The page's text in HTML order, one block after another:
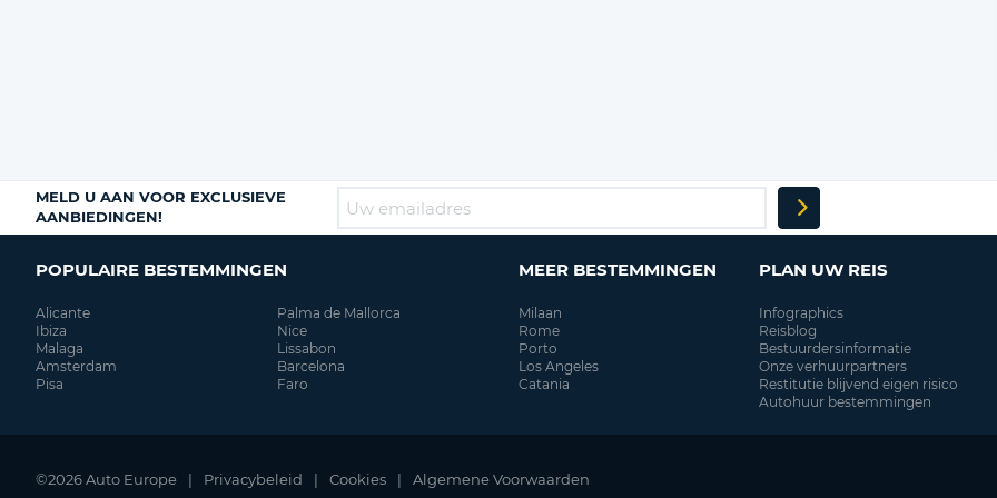
MELD U AAN VOOR EXCLUSIEVE
AANBIEDINGEN!
POPULAIRE BESTEMMINGEN
Alicante
Ibiza
Malaga
Amsterdam
Pisa
Palma de Mallorca
Nice
Lissabon
Barcelona
Faro
MEER BESTEMMINGEN
Milaan
Rome
Porto
Los Angeles
Catania
PLAN UW REIS
Infographics
Reisblog
Bestuurdersinformatie
Onze verhuurpartners
Restitutie blijvend eigen risico
Autohuur bestemmingen
©2026 Auto Europe Privacybeleid Cookies Algemene Voorwaarden